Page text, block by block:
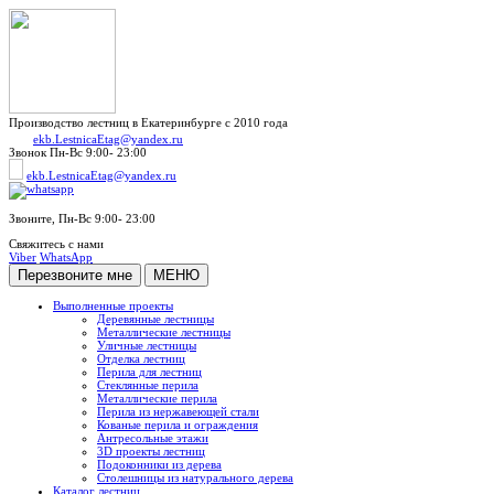
Производство лестниц в Екатеринбурге с 2010 года
ekb.LestnicaEtag@yandex.ru
Звонок Пн-Вс 9:00- 23:00
ekb.LestnicaEtag@yandex.ru
Звоните, Пн-Вс 9:00- 23:00
Свяжитесь с нами
Viber WhatsApp
Перезвоните мне МЕНЮ
Выполненные проекты
Деревянные лестницы
Металлические лестницы
Уличные лестницы
Отделка лестниц
Перила для лестниц
Стеклянные перила
Металлические перила
Перила из нержавеющей стали
Кованые перила и ограждения
Антресольные этажи
3D проекты лестниц
Подоконники из дерева
Столешницы из натурального дерева
Каталог лестниц